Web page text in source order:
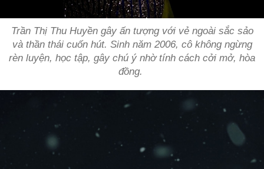
Trần Thị Thu Huyền gây ấn tượng với vẻ ngoài sắc sảo
và thần thái cuốn hút. Sinh năm 2006, cô không ngừng
rèn luyện, học tập, gây chú ý nhờ tính cách cởi mở, hòa
đồng.